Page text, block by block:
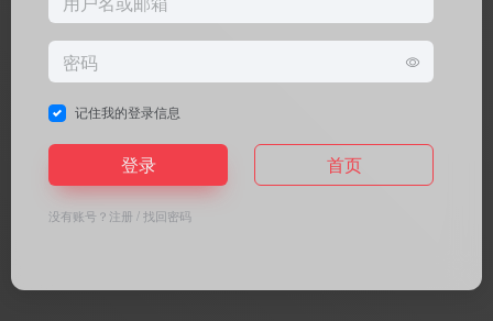
记住我的登录信息
登录 首页
没有账号？ 注册 /找回密码